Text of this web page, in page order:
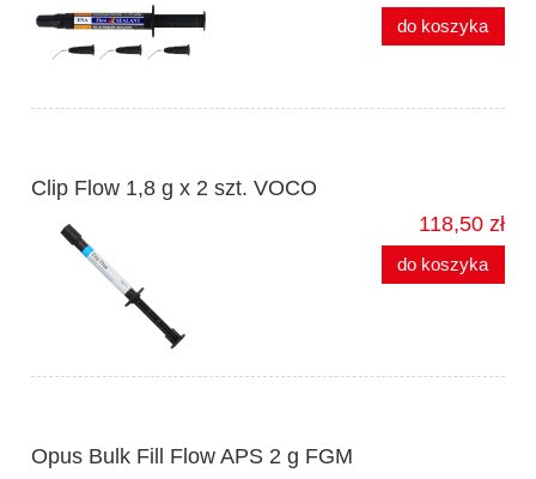
do koszyka
Clip Flow 1,8 g x 2 szt. VOCO
118,50 zł
do koszyka
Opus Bulk Fill Flow APS 2 g FGM